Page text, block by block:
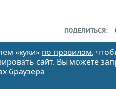
ПОДЕЛИТЬСЯ:
«куки» по правилам,
сайт. Вы можете
браузера